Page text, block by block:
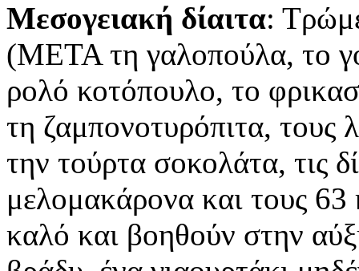
Μεσογειακή δίαιτα:
(ΜΕΤΑ τη γαλοπούλα, το
ρολό κοτόπουλο, το
τη ζαμπονοτυρόπιτα, τους
την τούρτα σοκολάτα, τις
μελομακάρονα και τους
καλό και βοηθούν στην